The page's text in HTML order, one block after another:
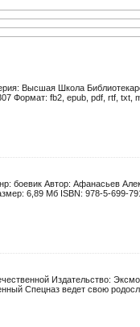
Высшая Школа
Формат: fb2, epub, pdf, rtf, txt,
боевик Автор: Афанасьев
6,89 Мб ISBN: 978-5-699-
Издательство:
Спецназ ведет свою